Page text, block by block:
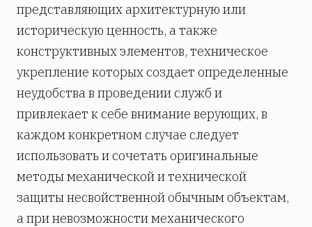
представляющих архитектурную или
историческую ценность, а также
конструктивных элементов, техническое
укрепление которых создает определенные
неудобства в проведении служб и
привлекает к себе внимание верующих, в
каждом конкретном случае следует
использовать и сочетать оригинальные
методы механической и технической
защиты несвойственной обычным объектам,
а при невозможности механического